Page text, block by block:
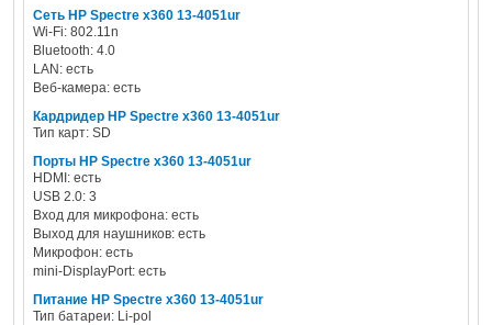
Сеть HP Spectre x360 13-4051ur
Wi-Fi: 802.11n
Bluetooth: 4.0
LAN: есть
Веб-камера: есть
Кардридер HP Spectre x360 13-4051ur
Тип карт: SD
Порты HP Spectre x360 13-4051ur
HDMI: есть
USB 2.0: 3
Вход для микрофона: есть
Выход для наушников: есть
Микрофон: есть
mini-DisplayPort: есть
Питание HP Spectre x360 13-4051ur
Тип батареи: Li-pol